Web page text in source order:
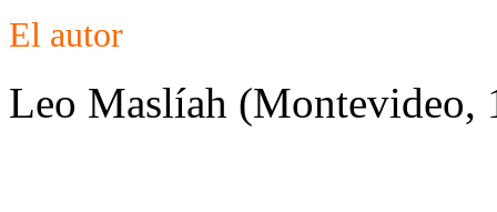
El autor
Leo Maslíah (Montevideo,